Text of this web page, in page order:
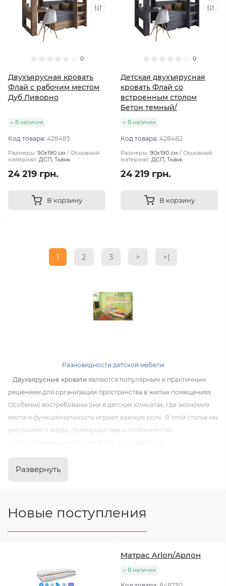
0
Двухъярусная кровать
Флай с рабочим местом
Дуб Ливорно
В наличии
Код товара: 428485
Размеры: 90х190 см
Основной
материал: ДСП, Ткань
24 219 грн.
В корзину
0
Детская двухъярусная
кровать Флай со
встроенным столом
Бетон темный/
В наличии
Код товара: 428482
Размеры: 90х190 см
Основной
материал: ДСП, Ткань
24 219 грн.
В корзину
1 2 3 > >|
Разновидности детской мебели
Двухъярусные кровати являются популярным и практичным
решением для организации пространства в жилых помещениях.
Особенно востребованы они в детских комнатах, где экономия
места и функциональность играют важную роль. В этой статье мы
расскажем о видах, преимуществах и особенностях
Развернуть
Новые поступления
Матрас Arlon/Арлон
В наличии